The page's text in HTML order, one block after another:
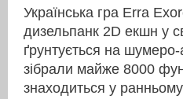
Українська гра Erra
дизельпанк 2D екшн у
ґрунтується на шумеро-
зібрали майже 8000
знаходиться у